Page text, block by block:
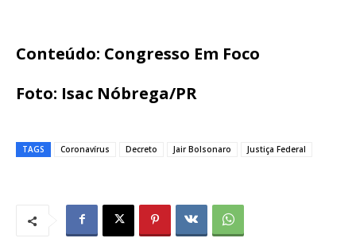
Conteúdo: Congresso Em Foco
Foto: Isac Nóbrega/PR
TAGS Coronavírus Decreto Jair Bolsonaro Justiça Federal